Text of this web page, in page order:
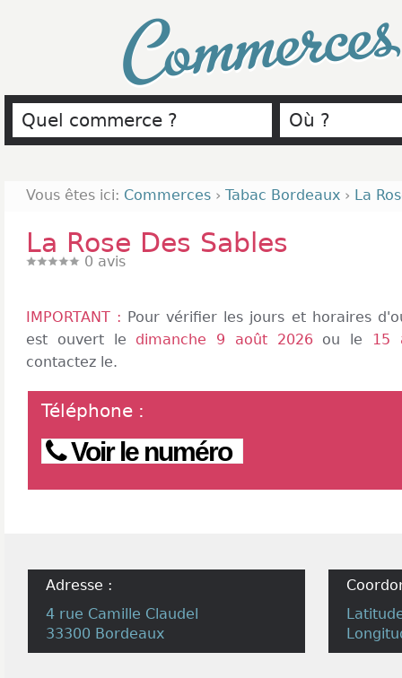
Vous êtes ici: Commerces › Tabac Bordeaux › La
La Rose Des Sables
0 avis
IMPORTANT : Pour vérifier les jours et horaires
est ouvert le dimanche 9 août 2026ou le 15
contactez le.
Téléphone :
Voir le numéro
Adresse :
4 rue Camille Claudel
33300 Bordeaux